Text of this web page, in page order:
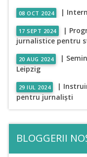
08 OCT 2024 |
17 SEPT 2024
|
jurnalistice pentru
20 AUG 2024
|
Leipzig
29 IUL 2024
|
pentru jurnaliști
BLOGGERII